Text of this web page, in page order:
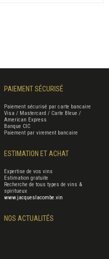
PAIEMENT SÉCURISÉ
Paiement sécurisé par carte bancaire
Visa / Mastercard / Carte Bleue /
American Express
Banque CIC
Paiement par virement bancaire
ESTIMATION ET ACHAT
Expertise de vos vins
Estimation gratuite
Recherche de tous types de vins &
spiritueux
www.jacqueslacombe.vin
NOS ACTUALITÉS